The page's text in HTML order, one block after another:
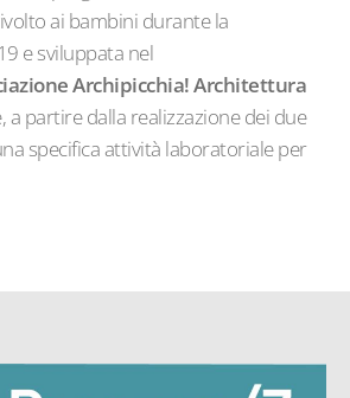
ai bambini durante la
e sviluppata nel
Archipicchia!Architettura
a partire dalla realizzazione dei due
specifica attività laboratoriale per